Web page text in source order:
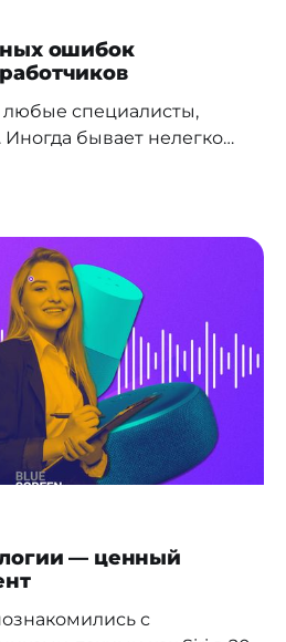
ошибок
любые специалисты,
бывает нелегко
них внимание, можно
материале мы
ошибок начинающих
DataArt, обобщил
могут помочь
— ценный
с